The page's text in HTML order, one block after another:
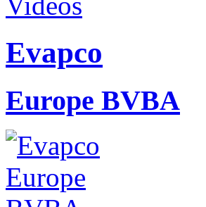
Evapco
Europe BVBA